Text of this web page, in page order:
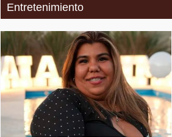
Entretenimiento